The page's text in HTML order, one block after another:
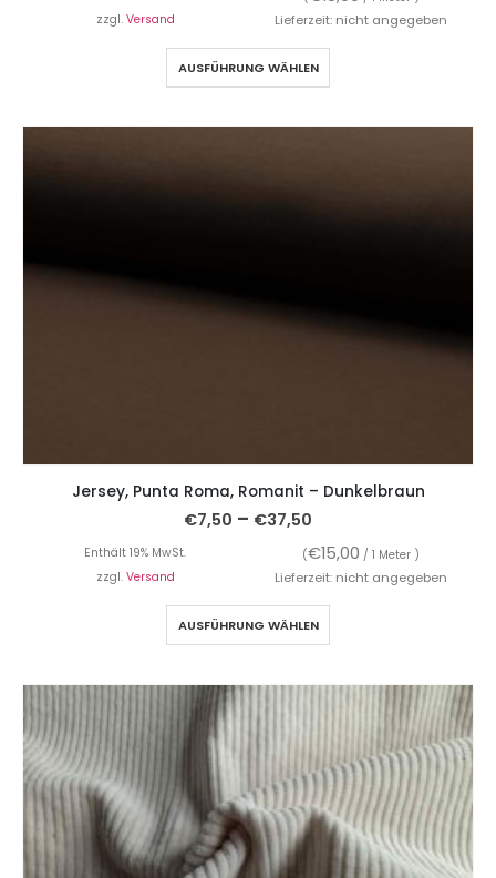
zzgl. Versand Lieferzeit: nicht angegeben
AUSFÜHRUNG WÄHLEN
Jersey, Punta Roma, Romanit – Dunkelbraun
€7,50 – €37,50
Enthält 19% MwSt. (€15,00 / 1 Meter )
zzgl. Versand Lieferzeit: nicht angegeben
AUSFÜHRUNG WÄHLEN